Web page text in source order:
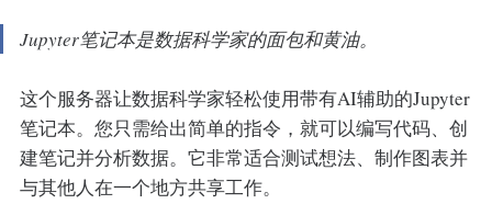
Jupyter笔记本是数据科学家的面包和黄油。
这个服务器让数据科学家轻松使用带有AI辅助的Jupyter
笔记本。您只需给出简单的指令，就可以编写代码、创
建笔记并分析数据。它非常适合测试想法、制作图表并
与其他人在一个地方共享工作。